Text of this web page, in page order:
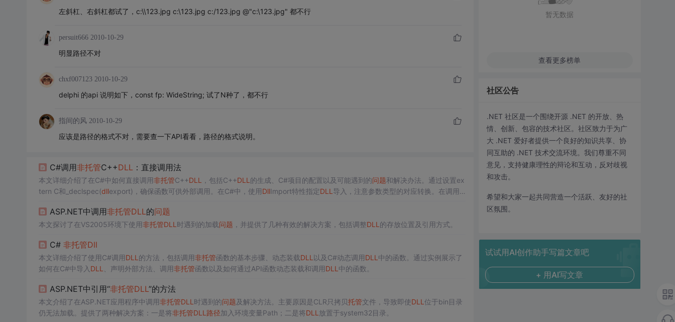
左斜杠、右斜杠都试了，c:\\123.jpg c:\123.jpg c:/123.jpg @"c:\123.jpg" 都不行
persuit666 2010-10-29
明显路径不对
chxf007123 2010-10-29
delphi 的api 说明如下，const fp: WideString; 试了N种了，都不行
指间的风 2010-10-29
应该是路径的格式不对，需要查一下API看看，路径的格式说明。
C#调用非托管C++DLL ：直接调用法
本文详细介绍了在C#中如何直接调用非托管C++DLL ，包括C++DLL 的生成、C#项目的配置以及可能遇到的问题和解决办法。通过设置ex
tern C和_declspec(dllexport)，确保函数可供外部调用。在C#中，使用DllImport特性指定DLL 导入，注意参数类型的对应转换。在调用
ASP.NET中调用非托管DLL的问题
本文探讨了在VS2005环境下使用非托管DLL 时遇到的加载问题 ，并提供了几种有效的解决方案，包括调整DLL 的存放位置及引用方式。
C# 非托管Dll
本文详细介绍了使用C#调用DLL 的方法，包括调用非托管函数的基本步骤、动态装载DLL 以及C#动态调用DLL 中的函数。通过实例展示了
如何在C#中导入 DLL 、声明外部方法、调用非托管函数以及如何通过API函数动态装载和调用DLL 中的函数。
ASP.NET中引用“非托管DLL”的方法
本文介绍了在ASP.NET应用程序中调用非托管DLL 时遇到的问题及解决方法。主要原因是CLR只拷贝托管文件，导致即使DLL 位于bin目录
仍无法加载。提供了两种解决方案：一是将非托管DLL 路径加入环境变量Path；二是将DLL 放置于system32目录。
暂无数据
查看更多榜单
社区公告
.NET 社区是一个围绕开源 .NET 的开放、热
情、创新、包容的技术社区。社区致力于为广
大 .NET 爱好者提供一个良好的知识共享、协
同互助的 .NET 技术交流环境。我们尊重不同
意见，支持健康理性的辩论和互动，反对歧视
和攻击。
希望和大家一起共同营造一个活跃、友好的社
区氛围。
试试用AI创作助手写篇文章吧
+ 用AI写文章